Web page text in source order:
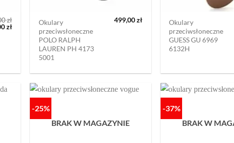
zł
złAktualna
899,00 zł.
Okulary
przeciwsłoneczne
POLO RALPH
LAUREN PH 4173
5001
499,00zł
Okulary
przeciwsłoneczne
GUESS GU 6969
6132H
-25%
BRAK W MAGAZYNIE
-37%
BRAK W